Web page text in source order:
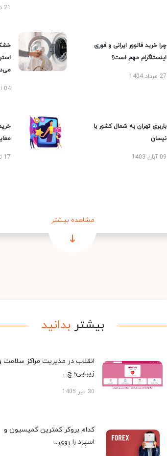
21 تیر 1405
چرا خرید فالوور ایرانی و فوری
اینستاگرام مهم است؟
27 مرداد 1404
04 اسفند 1404
باربری تهران به شمال کشور با
نیسان
09 آبان 1403 17 تیر 1405
مشاهده بیشتر
بیشتر بدانید
انقلاب در مدیریت مراکز سلامت
زیبایی؛ چ...
30 تیر 1405
کدام بروکر کمترین کمیسیون و
اسپرد را روی...